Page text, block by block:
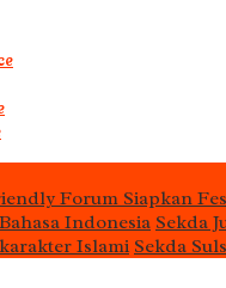
Forum Siapkan
Indonesia Sekda
Islami Sekda